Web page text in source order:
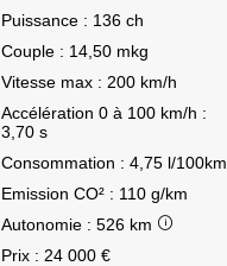
Puissance : 136 ch
Couple : 14,50 mkg
Vitesse max : 200 km/h
Accélération 0 à 100 km/h :
3,70 s
Consommation : 4,75 l/100km
Emission CO² : 110 g/km
Autonomie : 526 km
Prix : 24 000 €